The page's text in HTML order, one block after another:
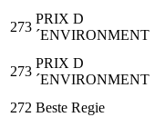
273
PRIX D
´ENVIRONMENT
273
PRIX D
´ENVIRONMENT
272 Beste Regie